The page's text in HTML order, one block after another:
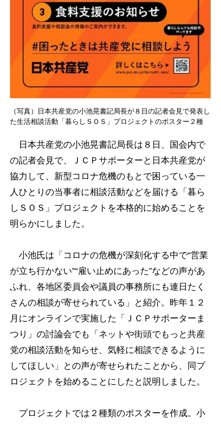
（写真）日本共産党の小池晃書記局長が８日の記者会見で発表し
た生活相談活動「暮らしＳＯＳ」プロジェクトのポスター２種
日本共産党の小池晃書記局長は８日、国会内で
の記者会見で、ＪＣＰサポーターと日本共産党が
協力して、新型コロナ危機のもとで困っている一
人ひとりの当事者に相談活動などを届ける「暮ら
しＳＯＳ」プロジェクトを本格的に始めることを
明らかにしました。
小池氏は「コロナの危機が深刻化する中で“営業
が立ち行かない”“雇い止めにあった”などの声があ
ふれ、各地区委員会や議員の事務所にも連日たく
さんの相談が寄せられている」と紹介。昨年１２
月にオンラインで実施した「ＪＣＰサポーターま
つり」の討論会でも「ネットや街頭でもっと共産
党の相談活動を知らせ、気軽に相談できるように
してほしい」との声が寄せられたことから、同プ
ロジェクトを始めることにしたと説明しました。
プロジェクトでは２種類のポスターを作成。小